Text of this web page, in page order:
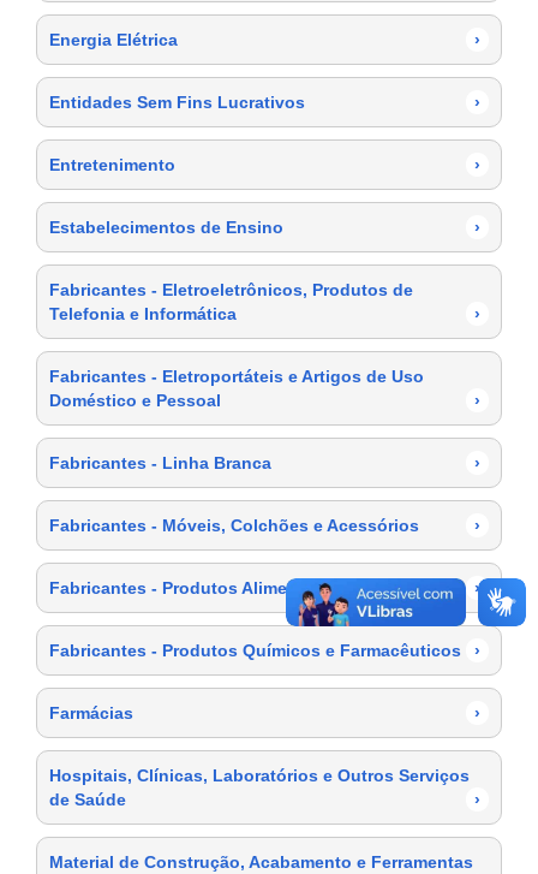
Energia Elétrica ›
Entidades Sem Fins Lucrativos ›
Entretenimento ›
Estabelecimentos de Ensino ›
Fabricantes - Eletroeletrônicos, Produtos de
Telefonia e Informática
›
Fabricantes - Eletroportáteis e Artigos de Uso
Doméstico e Pessoal
›
Fabricantes - Linha Branca ›
Fabricantes - Móveis, Colchões e Acessórios ›
Fabricantes - Produtos Alimentícios ›
Fabricantes - Produtos Químicos e Farmacêuticos ›
Farmácias ›
Hospitais, Clínicas, Laboratórios e Outros Serviços
de Saúde
›
Material de Construção, Acabamento e Ferramentas